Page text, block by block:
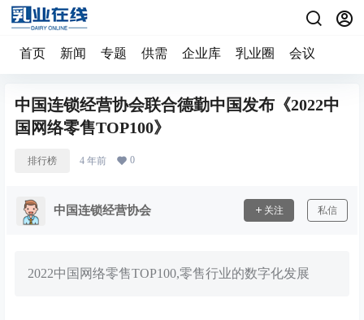
首页 新闻 专题 供需 企业库 乳业圈 会议
中国连锁经营协会联合德勤中国发布《2022中
国网络零售TOP100》
排行榜 4 年前 0
中国连锁经营协会 关注 私信
2022中国网络零售TOP100,零售行业的数字化发展